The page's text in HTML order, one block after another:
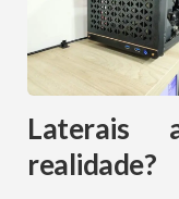
Laterais
realidade?